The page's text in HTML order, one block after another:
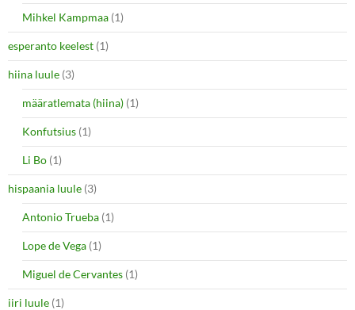
Mihkel Kampmaa (1)
esperanto keelest (1)
hiina luule (3)
määratlemata (hiina) (1)
Konfutsius (1)
Li Bo (1)
hispaania luule (3)
Antonio Trueba (1)
Lope de Vega (1)
Miguel de Cervantes (1)
iiri luule (1)